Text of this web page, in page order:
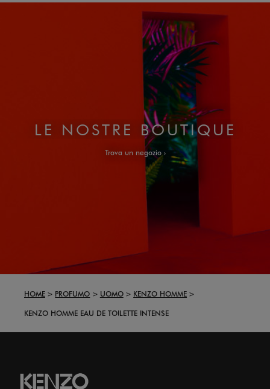
LE NOSTRE BOUTIQUE
Trova un negozio
HOME PROFUMO UOMO
KENZO HOMME
KENZO HOMME EAU DE TOILETTE INTENSE